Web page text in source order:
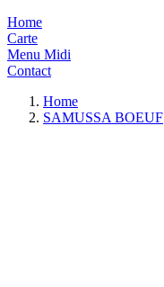
Home
Carte
Menu Midi
Contact
Home
SAMUSSA BOEUF